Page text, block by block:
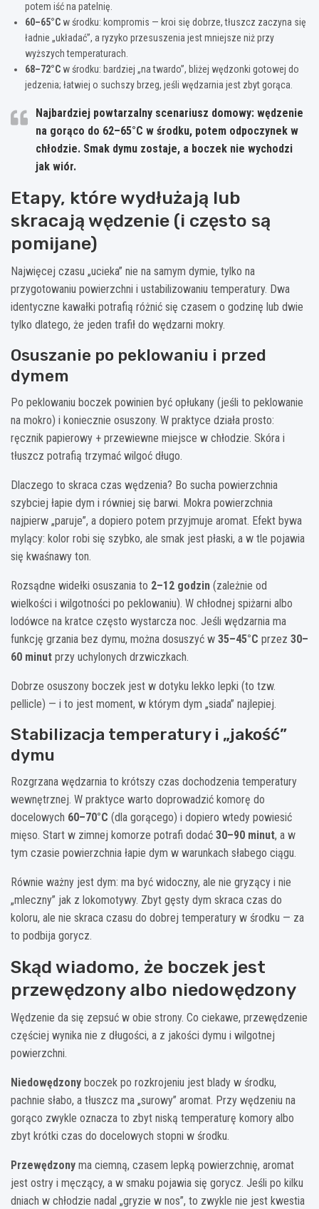
potem iść na patelnię.
60–65°C w środku: kompromis — kroi się dobrze, tłuszcz zaczyna się
ładnie „układać”, a ryzyko przesuszenia jest mniejsze niż przy
wyższych temperaturach.
68–72°C w środku: bardziej „na twardo”, bliżej wędzonki gotowej do
jedzenia; łatwiej o suchszy brzeg, jeśli wędzarnia jest zbyt gorąca.
Najbardziej powtarzalny scenariusz domowy: wędzenie
na gorąco do 62–65°C w środku, potem odpoczynek w
chłodzie. Smak dymu zostaje, a boczek nie wychodzi
jak wiór.
Etapy, które wydłużają lub
skracają wędzenie (i często są
pomijane)
Najwięcej czasu „ucieka” nie na samym dymie, tylko na
przygotowaniu powierzchni i ustabilizowaniu temperatury. Dwa
identyczne kawałki potrafią różnić się czasem o godzinę lub dwie
tylko dlatego, że jeden trafił do wędzarni mokry.
Osuszanie po peklowaniu i przed
dymem
Po peklowaniu boczek powinien być opłukany (jeśli to peklowanie
na mokro) i koniecznie osuszony. W praktyce działa prosto:
ręcznik papierowy + przewiewne miejsce w chłodzie. Skóra i
tłuszcz potrafią trzymać wilgoć długo.
Dlaczego to skraca czas wędzenia? Bo sucha powierzchnia
szybciej łapie dym i równiej się barwi. Mokra powierzchnia
najpierw „paruje”, a dopiero potem przyjmuje aromat. Efekt bywa
mylący: kolor robi się szybko, ale smak jest płaski, a w tle pojawia
się kwaśnawy ton.
Rozsądne widełki osuszania to 2–12 godzin (zależnie od
wielkości i wilgotności po peklowaniu). W chłodnej spiżarni albo
lodówce na kratce często wystarcza noc. Jeśli wędzarnia ma
funkcję grzania bez dymu, można dosuszyć w 35–45°C przez 30–
60 minut przy uchylonych drzwiczkach.
Dobrze osuszony boczek jest w dotyku lekko lepki (to tzw.
pellicle) — i to jest moment, w którym dym „siada” najlepiej.
Stabilizacja temperatury i „jakość”
dymu
Rozgrzana wędzarnia to krótszy czas dochodzenia temperatury
wewnętrznej. W praktyce warto doprowadzić komorę do
docelowych 60–70°C (dla gorącego) i dopiero wtedy powiesić
mięso. Start w zimnej komorze potrafi dodać 30–90 minut, a w
tym czasie powierzchnia łapie dym w warunkach słabego ciągu.
Równie ważny jest dym: ma być widoczny, ale nie gryzący i nie
„mleczny” jak z lokomotywy. Zbyt gęsty dym skraca czas do
koloru, ale nie skraca czasu do dobrej temperatury w środku — za
to podbija gorycz.
Skąd wiadomo, że boczek jest
przewędzony albo niedowędzony
Wędzenie da się zepsuć w obie strony. Co ciekawe, przewędzenie
częściej wynika nie z długości, a z jakości dymu i wilgotnej
powierzchni.
Niedowędzony boczek po rozkrojeniu jest blady w środku,
pachnie słabo, a tłuszcz ma „surowy” aromat. Przy wędzeniu na
gorąco zwykle oznacza to zbyt niską temperaturę komory albo
zbyt krótki czas do docelowych stopni w środku.
Przewędzony ma ciemną, czasem lepką powierzchnię, aromat
jest ostry i męczący, a w smaku pojawia się gorycz. Jeśli po kilku
dniach w chłodzie nadal „gryzie w nos”, to zwykle nie jest kwestia